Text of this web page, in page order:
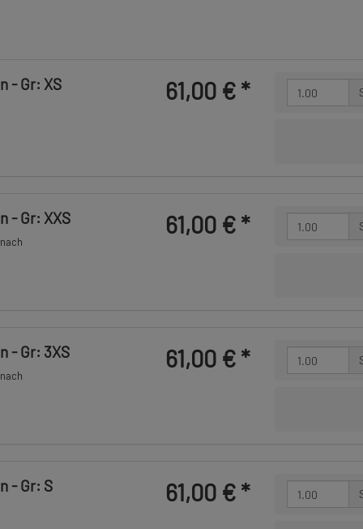
- Gr: XS 61,00 €*
- Gr: XXS 61,00 €*
- Gr: 3XS 61,00 €*
- Gr: S 61,00 €*